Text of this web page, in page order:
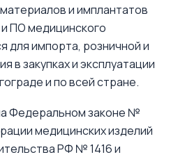
и имплантатов
ПО медицинского
для импорта, розничной и
в закупках и эксплуатации
и по всей стране.
Федеральном законе №
медицинских изделий
РФ № 1416 и